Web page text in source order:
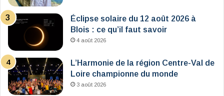
Éclipse solaire du 12 août 2026 à
Blois : ce qu’il faut savoir
4 août 2026
L’Harmonie de la région Centre-Val de
Loire championne du monde
3 août 2026